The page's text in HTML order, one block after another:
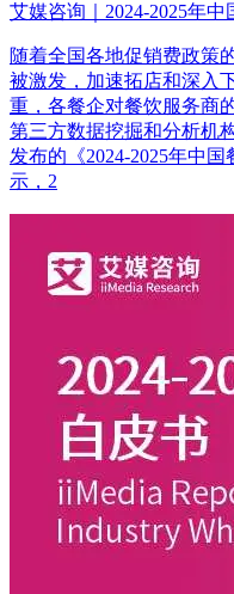
艾媒咨询｜2024-2025年
随着全国各地促销费政策
被激发，加速拓店和深入
重，各餐企对餐饮服务商
第三方数据挖掘和分析机
发布的《2024-2025年中
示，2